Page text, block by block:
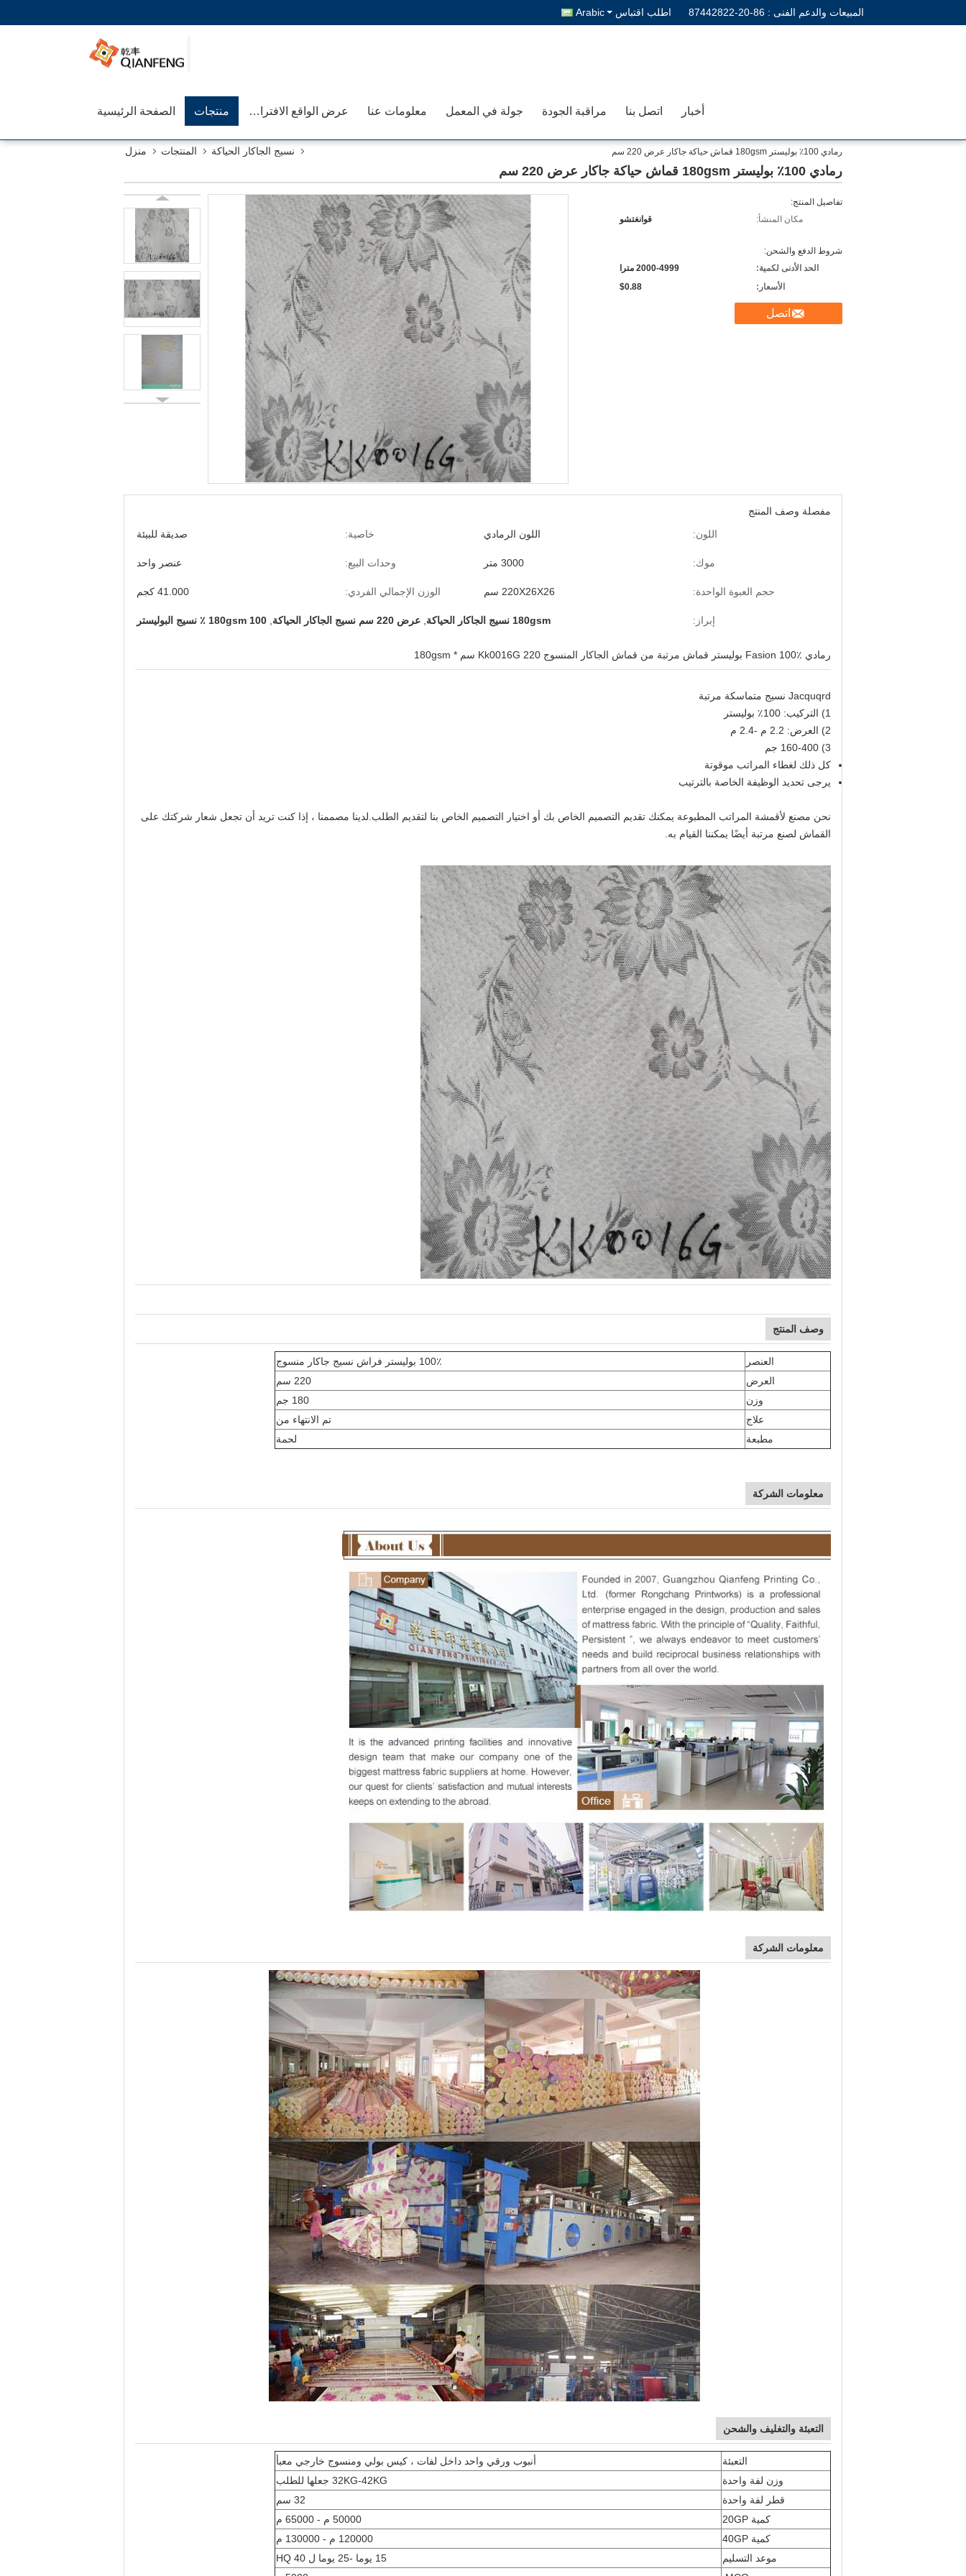
إرسال
المبيعات والدعم الفنى : 86-20-87442822 اطلب اقتباس Arabic
الصفحة الرئيسية منتجات عرض الواقع الافتراضي معلومات عنا جولة في المعمل مراقبة الجودة اتصل بنا أخبار
منزل المنتجات نسيج الجاكار الحياكة رمادي 100٪ بوليستر 180gsm قماش حياكة جاكار عرض 220 سم
رمادي 100٪ بوليستر 180gsm قماش حياكة جاكار عرض 220 سم
تفاصيل المنتج:
مكان المنشأ:
قوانغتشو
شروط الدفع والشحن:
الحد الأدنى لكمية:
2000-4999 مترا
الأسعار:
$0.88
اتصل
مفصلة وصف المنتج
اللون:
اللون الرمادي خاصية: صديقة للبيئة
موك: 3000 متر وحدات البيع: عنصر واحد
حجم العبوة الواحدة: 220X26X26 سم الوزن الإجمالي الفردي: 41.000 كجم
إبراز: 180gsm نسيج الجاكار الحياكة عرض 220 سم نسيج الجاكار الحياكة 180gsm 100 ٪ نسيج البوليستر
رمادي Fasion 100٪ بوليستر قماش مرتبة من قماش الجاكار المنسوج Kk0016G 220 سم * 180gsm
Jacquqrd نسيج متماسكة مرتبة
1) التركيب: 100٪ بوليستر
2) العرض: 2.2 م -2.4 م
3) 160-400 جم
كل ذلك لغطاء المراتب موقوتة
يرجى تحديد الوظيفة الخاصة بالترتيب
نحن مصنع لأقمشة المراتب المطبوعة يمكنك تقديم التصميم الخاص بك أو اختيار التصميم الخاص بنا لتقديم الطلب.لدينا مصممنا ، إذا كنت تريد أن تجعل شعار شركتك على
القماش لصنع مرتبة أيضًا يمكننا القيام به.
وصف المنتج
العنصر
100٪ بوليستر فراش نسيج جاكار منسوج
العرض
220 سم
وزن
180 جم
علاج
تم الانتهاء من
مطبعة
لحمة
معلومات الشركة
معلومات الشركة
التعبئة والتغليف والشحن
التعبئة
أنبوب ورقي واحد داخل لفات ، كيس بولي ومنسوج خارجي معبأ
وزن لفة واحدة
32KG-42KG جعلها للطلب
قطر لفة واحدة
32 سم
كمية 20GP
50000 م - 65000 م
كمية 40GP
120000 م - 130000 م
موعد التسليم
15 يوما -25 يوما ل 40 HQ